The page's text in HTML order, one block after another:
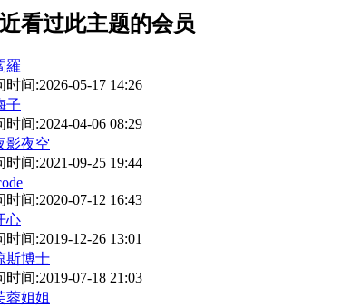
看过此主题的会员
羅
时间:2026-05-17 14:26
子
时间:2024-04-06 08:29
影夜空
时间:2021-09-25 19:44
时间:2020-07-12 16:43
心
时间:2019-12-26 13:01
斯博士
时间:2019-07-18 21:03
蓉姐姐